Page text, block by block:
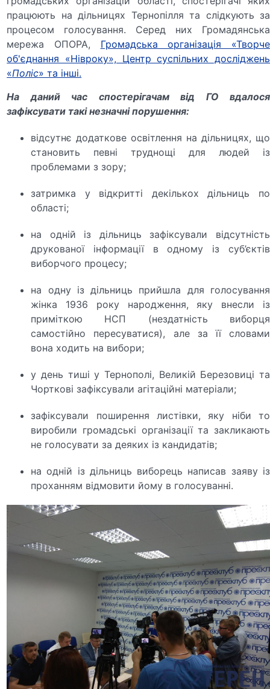
працюють на дільницях Тернопілля та слідкують за
процесом голосування. Серед них Громадянська
мережа ОПОРА, Громадська організація «Творче
об'єднання «Нівроку», Центр суспільних досліджень
«Поліс» та інші.
На даний час спостерігачам від ГО вдалося
зафіксувати такі незначні порушення:
відсутнє додаткове освітлення на дільницях, що
становить певні труднощі для людей із
проблемами з зору;
затримка у відкритті декількох дільниць по
області;
на одній із дільниць зафіксували відсутність
друкованої інформації в одному із суб’єктів
виборчого процесу;
на одну із дільниць прийшла для голосування
жінка 1936 року народження, яку внесли із
приміткою НСП (нездатність виборця
самостійно пересуватися), але за її словами
вона ходить на вибори;
у день тиші у Тернополі, Великій Березовиці та
Чорткові зафіксували агітаційні матеріали;
зафіксували поширення листівки, яку ніби то
виробили громадські організації та закликають
не голосувати за деяких із кандидатів;
на одній із дільниць виборець написав заяву із
проханням відмовити йому в голосуванні.